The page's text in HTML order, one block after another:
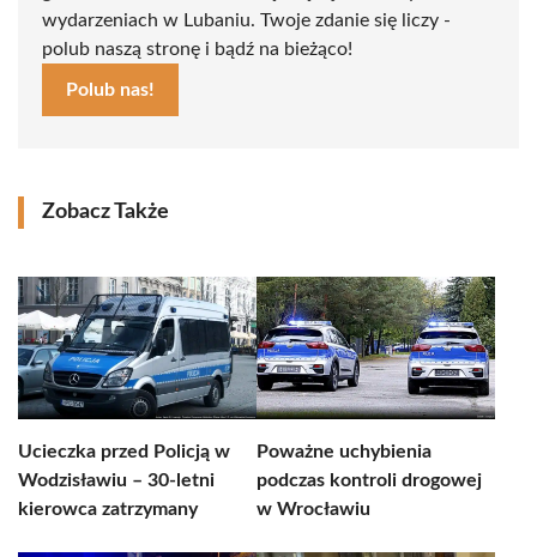
wydarzeniach w Lubaniu. Twoje zdanie się liczy -
polub naszą stronę i bądź na bieżąco!
Polub nas!
Zobacz Także
Ucieczka przed Policją w
Wodzisławiu – 30-letni
kierowca zatrzymany
Poważne uchybienia
podczas kontroli drogowej
w Wrocławiu